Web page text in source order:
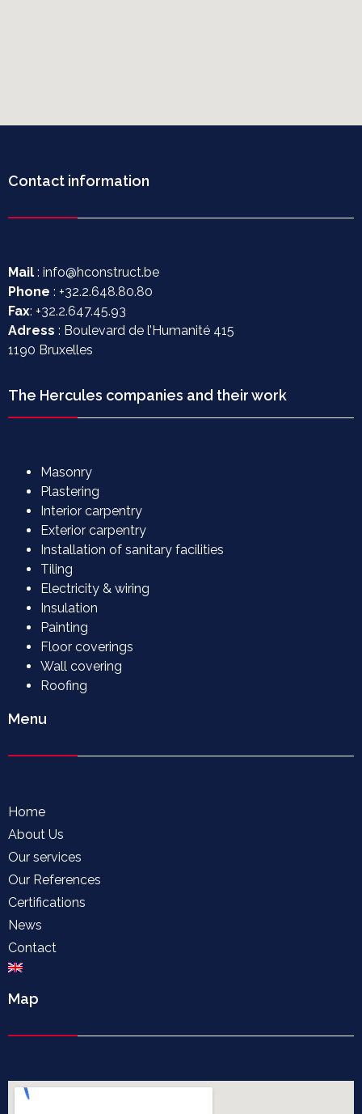
Contact information
Mail : info@hconstruct.be
Phone : +32.2.648.80.80
Fax: +32.2.647.45.93
Adress : Boulevard de l’Humanité 415
1190 Bruxelles
The Hercules companies and their work
Masonry
Plastering
Interior carpentry
Exterior carpentry
Installation of sanitary facilities
Tiling
Electricity & wiring
Insulation
Painting
Floor coverings
Wall covering
Roofing
Menu
Home
About Us
Our services
Our References
Certifications
News
Contact
Map